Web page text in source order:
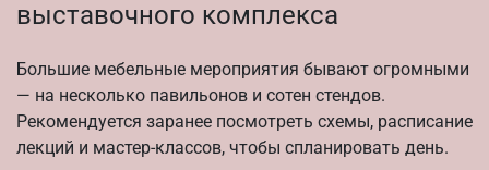
выставочного комплекса
Большие мебельные мероприятия бывают огромными
— на несколько павильонов и сотен стендов.
Рекомендуется заранее посмотреть схемы, расписание
лекций и мастер-классов, чтобы спланировать день.